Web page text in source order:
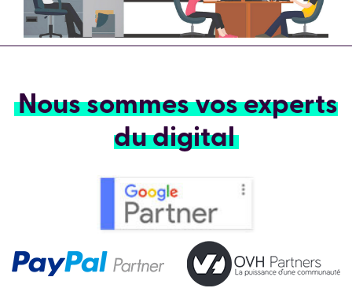
Nous sommes vos experts
du digital